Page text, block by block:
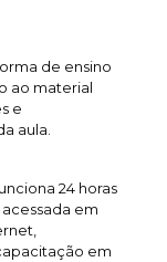
de ensino
ao material
e
aula.
24 horas
em
em